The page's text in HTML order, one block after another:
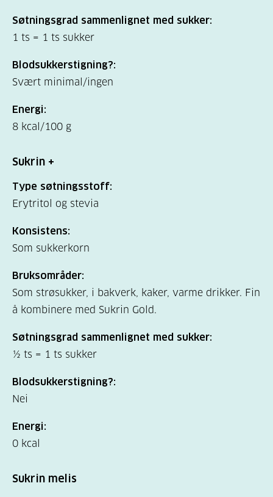
Søtningsgrad sammenlignet med sukker:
1 ts = 1 ts sukker
Blodsukkerstigning?:
Svært minimal/ingen
Energi:
8 kcal/100 g
Sukrin +
Type søtningsstoff:
Erytritol og stevia
Konsistens:
Som sukkerkorn
Bruksområder:
Som strøsukker, i bakverk, kaker, varme drikker. Fin
å kombinere med Sukrin Gold.
Søtningsgrad sammenlignet med sukker:
½ ts = 1 ts sukker
Blodsukkerstigning?:
Nei
Energi:
0 kcal
Sukrin melis